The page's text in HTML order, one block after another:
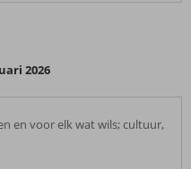
2026
en voor elk wat wils; cultuur,